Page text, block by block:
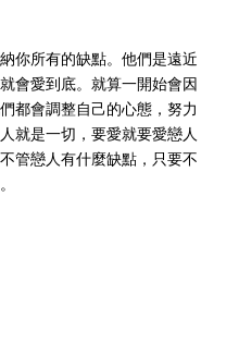
所有的缺點。他們是遠近
會愛到底。就算一開始會因
都會調整自己的心態，努力
就是一切，要愛就要愛戀人
管戀人有什麼缺點，只要不